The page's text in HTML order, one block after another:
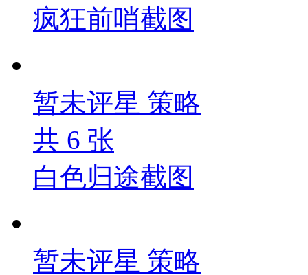
疯狂前哨截图
暂未评星 策略
共 6 张
白色归途截图
暂未评星 策略